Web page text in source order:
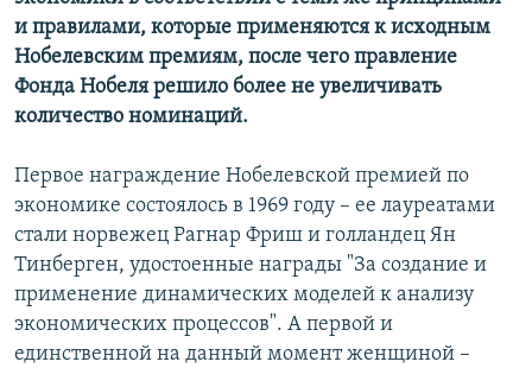
и правилами, которые применяются к исходным
Нобелевским премиям, после чего правление
Фонда Нобеля решило более не увеличивать
количество номинаций.
Первое награждение Нобелевской премией по
экономике состоялось в 1969 году – ее лауреатами
стали норвежец Рагнар Фриш и голландец Ян
Тинберген, удостоенные награды "За создание и
применение динамических моделей к анализу
экономических процессов". А первой и
единственной на данный момент женщиной –